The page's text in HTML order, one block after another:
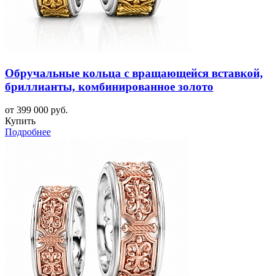
Обручальные кольца с вращающейся вставкой,
бриллианты, комбинированное золото
от 399 000 руб.
Купить
Подробнее